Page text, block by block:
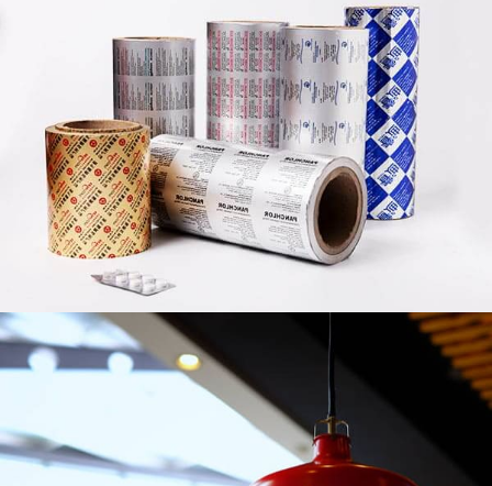
Aluminijast krog za pokrov svetilke
Raziščite prednosti aluminijastega kroga za izdelavo
pokrovov žarnic, vključno z vrhunskim odvajanjem
toplote, odpornost proti koroziji, in estetski zaključki.
Spoznajte zlitine, aplikacije, in kako izbrati pravega
dobavitelja.
Odklepanje svežine: Raziščite
vsestranskost 8011 Aluminijasta folija za
toplotno zapiranje za vrhunsko fleksibilno
embalažo